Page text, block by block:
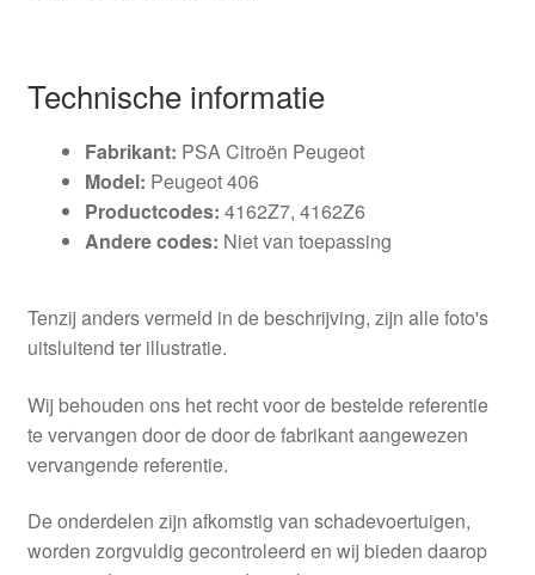
Technische informatie
Fabrikant: PSA Citroën Peugeot
Model: Peugeot 406
Productcodes: 4162Z7, 4162Z6
Andere codes: Niet van toepassing
Tenzij anders vermeld in de beschrijving, zijn alle foto's
uitsluitend ter illustratie.
Wij behouden ons het recht voor de bestelde referentie
te vervangen door de door de fabrikant aangewezen
vervangende referentie.
De onderdelen zijn afkomstig van schadevoertuigen,
worden zorgvuldig gecontroleerd en wij bieden daarop